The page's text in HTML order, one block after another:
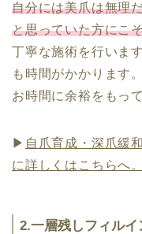
自分には美爪は無理
と思っていた方にこ
丁寧な施術を行いま
も時間がかかります。
お時間に余裕をもっ
▶ 自爪育成・深爪緩
に詳しくはこちらへ。
2.一層残しフィル